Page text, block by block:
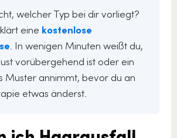
welcher Typ bei dir vorliegt?
eine kostenlose
. In wenigen Minuten weißt du,
vorübergehend ist oder ein
Muster annimmt, bevor du an
etwas änderst.